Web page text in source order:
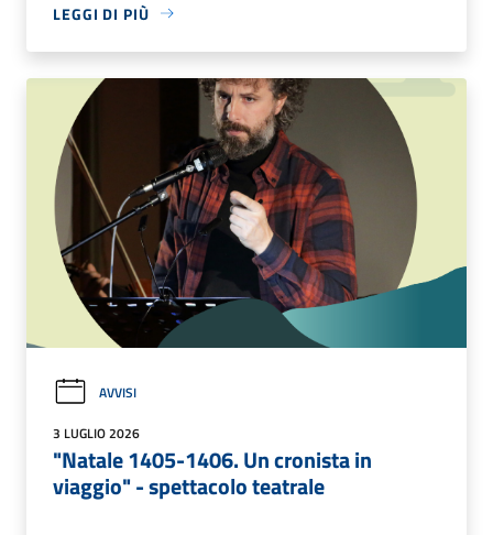
LEGGI DI PIÙ
AVVISI
3 LUGLIO 2026
"Natale 1405-1406. Un cronista in
viaggio" - spettacolo teatrale